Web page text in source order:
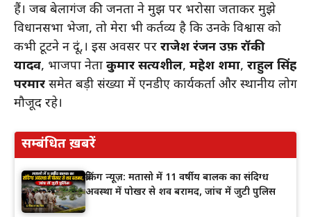
हैं। जब बेलागंज की जनता ने मुझ पर भरोसा जताकर मुझे
विधानसभा भेजा, तो मेरा भी कर्तव्य है कि उनके विश्वास को
कभी टूटने न दूं,। इस अवसर पर राजेश रंजन उर्फ़ रॉकी
यादव, भाजपा नेता कुमार सत्यशील, महेश शर्मा, राहुल सिंह
परमार समेत बड़ी संख्या में एनडीए कार्यकर्ता और स्थानीय लोग
मौजूद रहे।
सम्बंधित ख़बरें
ब्रेकिंग न्यूज़: मतासो में 11 वर्षीय बालक का संदिग्ध
अवस्था में पोखर से शव बरामद, जांच में जुटी पुलिस